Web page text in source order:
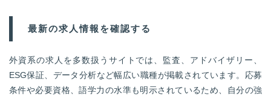
最新の求人情報を確認する
外資系の求人を多数扱うサイトでは、監査、アドバイザリー、
ESG保証、データ分析など幅広い職種が掲載されています。応募
条件や必要資格、語学力の水準も明示されているため、自分の強